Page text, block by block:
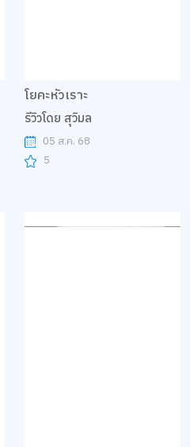
โยคะหัวเราะ
รีวิวโดย สุวิมล
05 ส.ค. 68
5